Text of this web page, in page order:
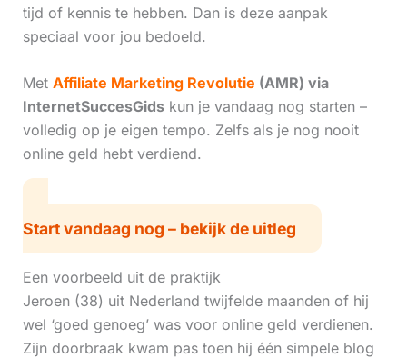
tijd of kennis te hebben. Dan is deze aanpak
speciaal voor jou bedoeld.
Met Affiliate Marketing Revolutie (AMR) via
InternetSuccesGidskun je vandaag nog starten –
volledig op je eigen tempo. Zelfs als je nog nooit
online geld hebt verdiend.
Start vandaag nog – bekijk de uitleg
Een voorbeeld uit de praktijk
Jeroen (38) uit Nederland twijfelde maanden of hij
wel ‘goed genoeg’ was voor online geld verdienen.
Zijn doorbraak kwam pas toen hij één simpele blog